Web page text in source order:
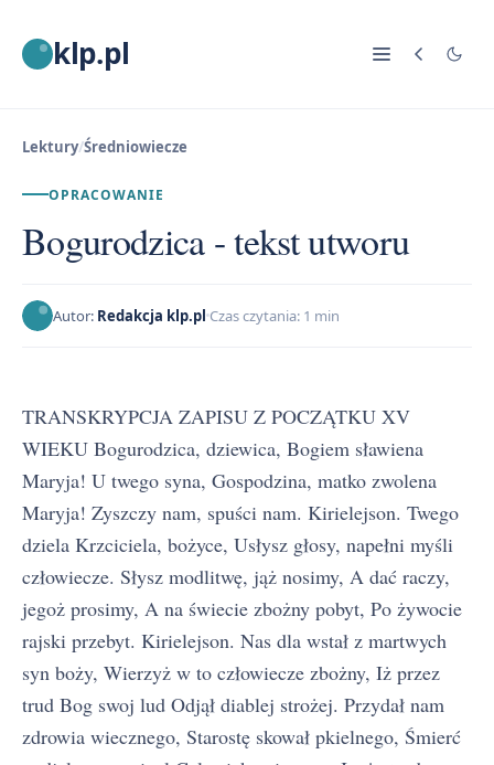
klp.pl
Lektury/Średniowiecze
OPRACOWANIE
Bogurodzica - tekst utworu
Autor: Redakcja klp.pl Czas czytania: 1 min
TRANSKRYPCJA ZAPISU Z POCZĄTKU XV
WIEKU Bogurodzica, dziewica, Bogiem sławiena
Maryja! U twego syna, Gospodzina, matko zwolena
Maryja! Zyszczy nam, spuści nam. Kirielejson. Twego
dziela Krzciciela, bożyce, Usłysz głosy, napełni myśli
człowiecze. Słysz modlitwę, jąż nosimy, A dać raczy,
jegoż prosimy, A na świecie zbożny pobyt, Po żywocie
rajski przebyt. Kirielejson. Nas dla wstał z martwych
syn boży, Wierzyż w to człowiecze zbożny, Iż przez
trud Bog swoj lud Odjął diablej strożej. Przydał nam
zdrowia wiecznego, Starostę skował pkielnego, Śmierć